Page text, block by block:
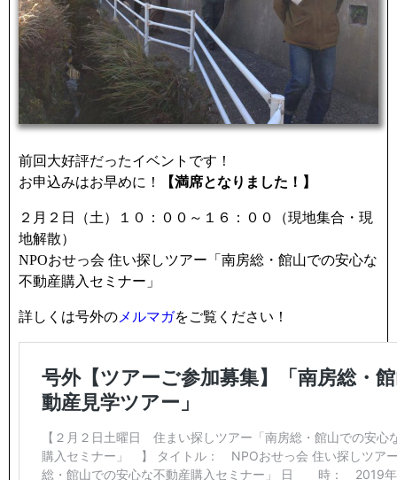
前回大好評だったイベントです！
お申込みはお早めに！
【満席となりました！】
２月２日（土）１０：００～１６：００（現地集合・現
地解散）
NPOおせっ会 住い探しツアー「南房総・館山での安心な
不動産購入セミナー」
詳しくは号外の メルマガをご覧ください！